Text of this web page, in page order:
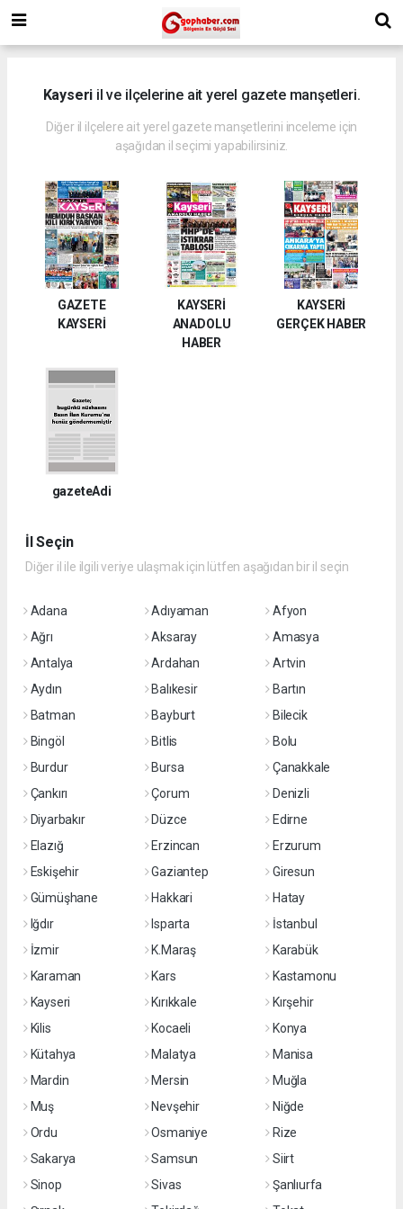
Kayseri il ve ilçelerine ait yerel gazete manşetleri.
Diğer il ilçelere ait yerel gazete manşetlerini inceleme için
aşağıdan il seçimi yapabilirsiniz.
GAZETE
KAYSERİ
KAYSERİ
ANADOLU
HABER
KAYSERİ
GERÇEK HABER
gazeteAdi
İl Seçin
Diğer il ile ilgili veriye ulaşmak için lütfen aşağıdan bir il seçin
Adana Adıyaman
Afyon
Ağrı
Aksaray
Amasya
Antalya
Ardahan
Artvin
Aydın
Balıkesir
Bartın
Batman
Bayburt
Bilecik
Bingöl
Bitlis
Bolu
Burdur
Bursa
Çanakkale
Çankırı
Çorum
Denizli
Diyarbakır
Düzce
Edirne
Elazığ
Erzincan
Erzurum
Eskişehir
Gaziantep
Giresun
Gümüşhane
Hakkari
Hatay
Iğdır
Isparta
İstanbul
İzmir
K.Maraş
Karabük
Karaman
Kars
Kastamonu
Kayseri
Kırıkkale
Kırşehir
Kilis
Kocaeli
Konya
Kütahya
Malatya
Manisa
Mardin
Mersin
Muğla
Muş
Nevşehir
Niğde
Ordu
Osmaniye
Rize
Sakarya
Samsun
Siirt
Sinop
Sivas
Şanlıurfa